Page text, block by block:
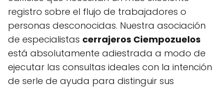
registro sobre el flujo de trabajadores o
personas desconocidas. Nuestra asociación
de especialistas cerrajeros Ciempozuelos
está absolutamente adiestrada a modo de
ejecutar las consultas ideales con la intención
de serle de ayuda para distinguir sus